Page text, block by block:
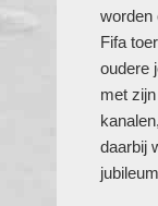
worden
Fifa
oudere
met
daarbij